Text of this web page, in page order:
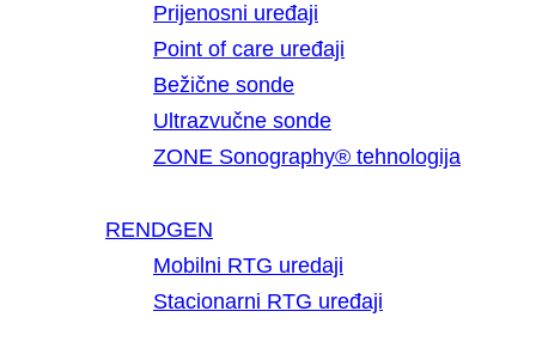
Prijenosni uređaji
Point of care uređaji
Bežične sonde
Ultrazvučne sonde
ZONE Sonography® tehnologija
RENDGEN
Mobilni RTG uredaji
Stacionarni RTG uređaji